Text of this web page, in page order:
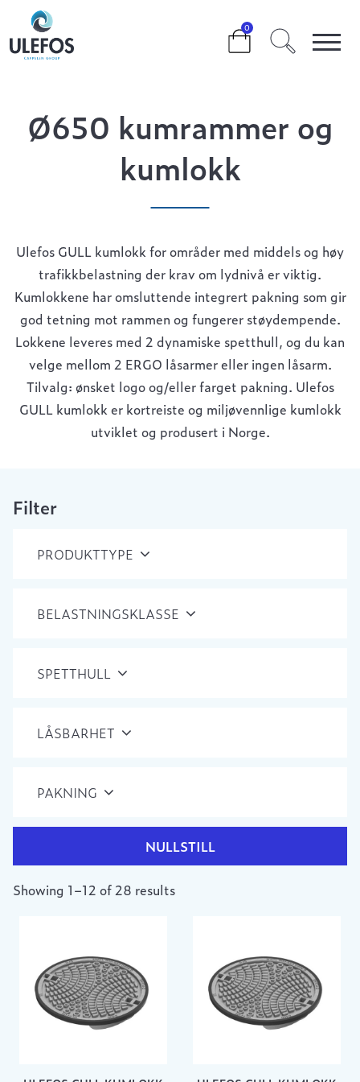
0
>> Ø650 KUMRAMMER OG KUMLOKK
Ø650 kumrammer og
kumlokk
Ulefos GULL kumlokk for områder med middels og høy
trafikkbelastning der krav om lydnivå er viktig.
Kumlokkene har omsluttende integrert pakning som gir
god tetning mot rammen og fungerer støydempende.
Lokkene leveres med 2 dynamiske spetthull, og du kan
velge mellom 2 ERGO låsarmer eller ingen låsarm.
Tilvalg: ønsket logo og/eller farget pakning. Ulefos
GULL kumlokk er kortreiste og miljøvennlige kumlokk
utviklet og produsert i Norge.
Filter
PRODUKTTYPE
BELASTNINGSKLASSE
SPETTHULL
LÅSBARHET
PAKNING
NULLSTILL
Showing 1–12 of 28 results